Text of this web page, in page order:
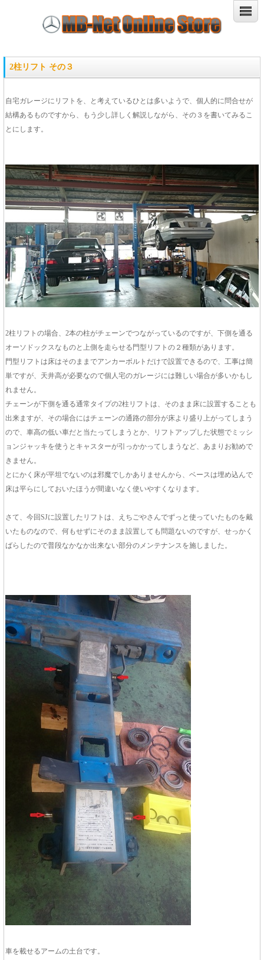
2柱リフト その３
自宅ガレージにリフトを、と考えているひとは多いようで、個人的に問合せが
結構あるものですから、もう少し詳しく解説しながら、その３を書いてみるこ
とにします。
2柱リフトの場合、2本の柱がチェーンでつながっているのですが、下側を通る
オーソドックスなものと上側を走らせる門型リフトの２種類があります。
門型リフトは床はそのままでアンカーボルトだけで設置できるので、工事は簡
単ですが、天井高が必要なので個人宅のガレージには難しい場合が多いかもし
れません。
チェーンが下側を通る通常タイプの2柱リフトは、そのまま床に設置することも
出来ますが、その場合にはチェーンの通路の部分が床より盛り上がってしまう
ので、車高の低い車だと当たってしまうとか、リフトアップした状態でミッシ
ョンジャッキを使うとキャスターが引っかかってしまうなど、あまりお勧めで
きません。
とにかく床が平坦でないのは邪魔でしかありませんから、ベースは埋め込んで
床は平らにしておいたほうが間違いなく使いやすくなります。
さて、今回SJに設置したリフトは、えちごやさんでずっと使っていたものを戴
いたものなので、何もせずにそのまま設置しても問題ないのですが、せっかく
ばらしたので普段なかなか出来ない部分のメンテナンスを施しました。
車を載せるアームの土台です。